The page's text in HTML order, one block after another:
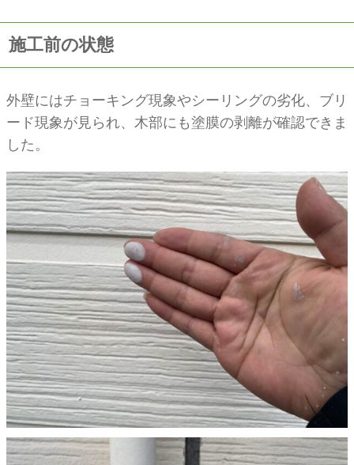
施工前の状態
外壁にはチョーキング現象やシーリングの劣化、ブリ
ード現象が見られ、木部にも塗膜の剥離が確認できま
した。